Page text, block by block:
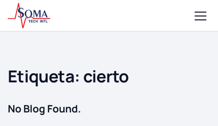
Etiqueta: cierto
No Blog Found.